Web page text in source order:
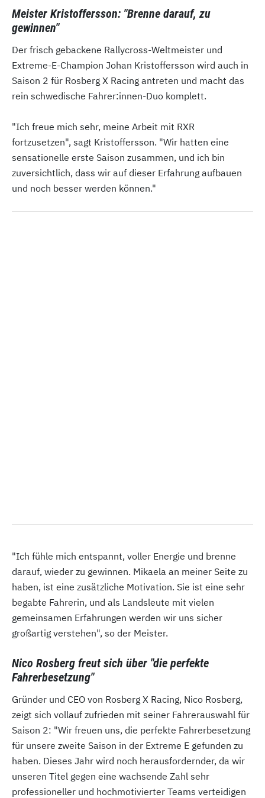
Meister Kristoffersson: "Brenne darauf, zu
gewinnen"
Der frisch gebackene Rallycross-Weltmeister und
Extreme-E-Champion Johan Kristoffersson wird auch in
Saison 2 für Rosberg X Racing antreten und macht das
rein schwedische Fahrer:innen-Duo komplett.
"Ich freue mich sehr, meine Arbeit mit RXR
fortzusetzen", sagt Kristoffersson. "Wir hatten eine
sensationelle erste Saison zusammen, und ich bin
zuversichtlich, dass wir auf dieser Erfahrung aufbauen
und noch besser werden können."
"Ich fühle mich entspannt, voller Energie und brenne
darauf, wieder zu gewinnen. Mikaela an meiner Seite zu
haben, ist eine zusätzliche Motivation. Sie ist eine sehr
begabte Fahrerin, und als Landsleute mit vielen
gemeinsamen Erfahrungen werden wir uns sicher
großartig verstehen", so der Meister.
Nico Rosberg freut sich über "die perfekte
Fahrerbesetzung"
Gründer und CEO von Rosberg X Racing, Nico Rosberg,
zeigt sich vollauf zufrieden mit seiner Fahrerauswahl für
Saison 2: "Wir freuen uns, die perfekte Fahrerbesetzung
für unsere zweite Saison in der Extreme E gefunden zu
haben. Dieses Jahr wird noch herausfordernder, da wir
unseren Titel gegen eine wachsende Zahl sehr
professioneller und hochmotivierter Teams verteidigen